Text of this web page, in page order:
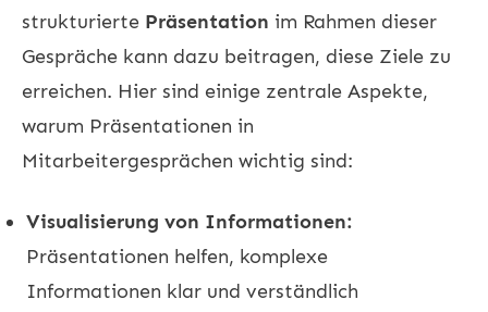
strukturierte Präsentation im Rahmen dieser
Gespräche kann dazu beitragen, diese Ziele zu
erreichen. Hier sind einige zentrale Aspekte,
warum Präsentationen in
Mitarbeitergesprächen wichtig sind:
Visualisierung von Informationen:
Präsentationen helfen, komplexe
Informationen klar und verständlich